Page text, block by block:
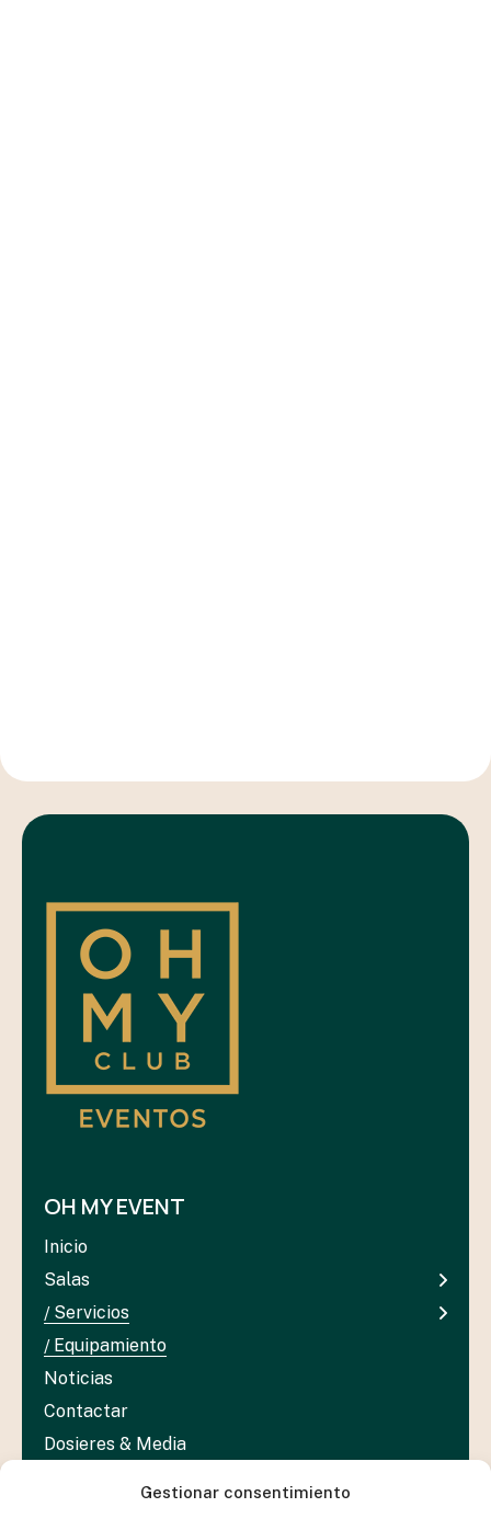
Gestionar consentimiento
OH MY EVENT
Inicio
Salas
Servicios
Equipamiento
Noticias
Contactar
Dosieres & Media